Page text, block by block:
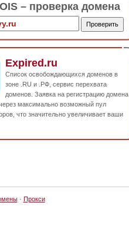
– проверка домена
Expired.ru
Список освобождающихся доменов в
зоне .RU и .РФ, сервис перехвата
доменов. Заявка на регистрацию домена
максимально возможный пул
что значительно увеличивает ваши
· Прокси